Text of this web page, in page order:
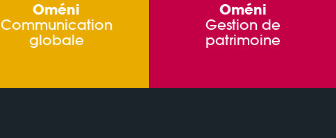
Oméni
Communication
globale
Oméni
Gestion de
patrimoine